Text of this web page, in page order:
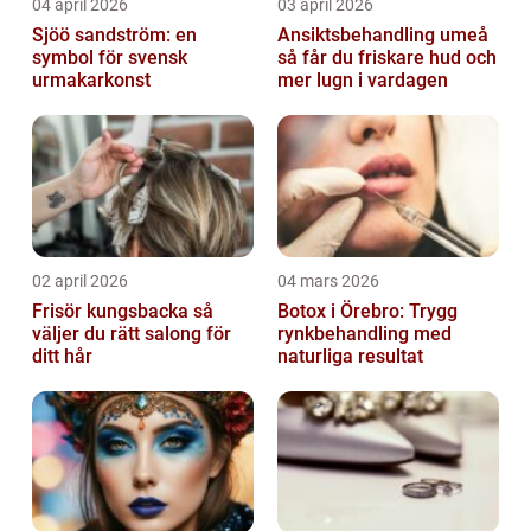
04 april 2026
Sjöö sandström: en
symbol för svensk
urmakarkonst
03 april 2026
Ansiktsbehandling umeå
så får du friskare hud och
mer lugn i vardagen
02 april 2026
Frisör kungsbacka så
väljer du rätt salong för
ditt hår
04 mars 2026
Botox i Örebro: Trygg
rynkbehandling med
naturliga resultat